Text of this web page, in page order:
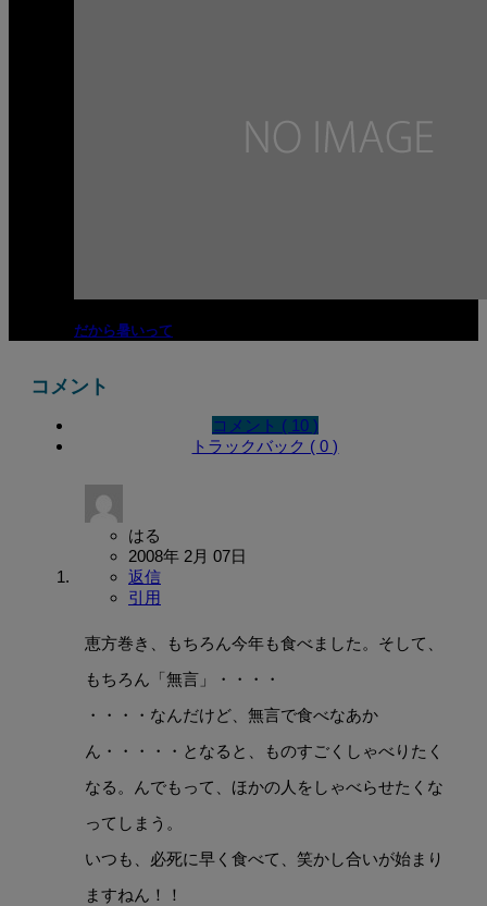
だから暑いって
コメント
コメント ( 10 )
トラックバック ( 0 )
はる
2008年 2月 07日
返信
引用
恵方巻き、もちろん今年も食べました。そして、
もちろん「無言」・・・・
・・・・なんだけど、無言で食べなあか
ん・・・・・となると、ものすごくしゃべりたく
なる。んでもって、ほかの人をしゃべらせたくな
ってしまう。
いつも、必死に早く食べて、笑かし合いが始まり
ますねん！！